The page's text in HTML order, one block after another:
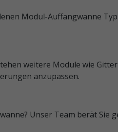
Modul-Auffangwanne
weitere Module wie
anzupassen.
Unser Team berät Sie